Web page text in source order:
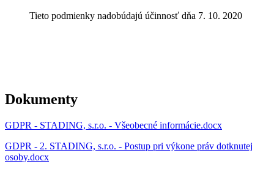
Tieto podmienky nadobúdajú účinnosť dňa 7. 10. 2020
Dokumenty
GDPR - STADING, s.r.o. - Všeobecné informácie.docx
GDPR - 2. STADING, s.r.o. - Postup pri výkone práv dotknutej
osoby.docx